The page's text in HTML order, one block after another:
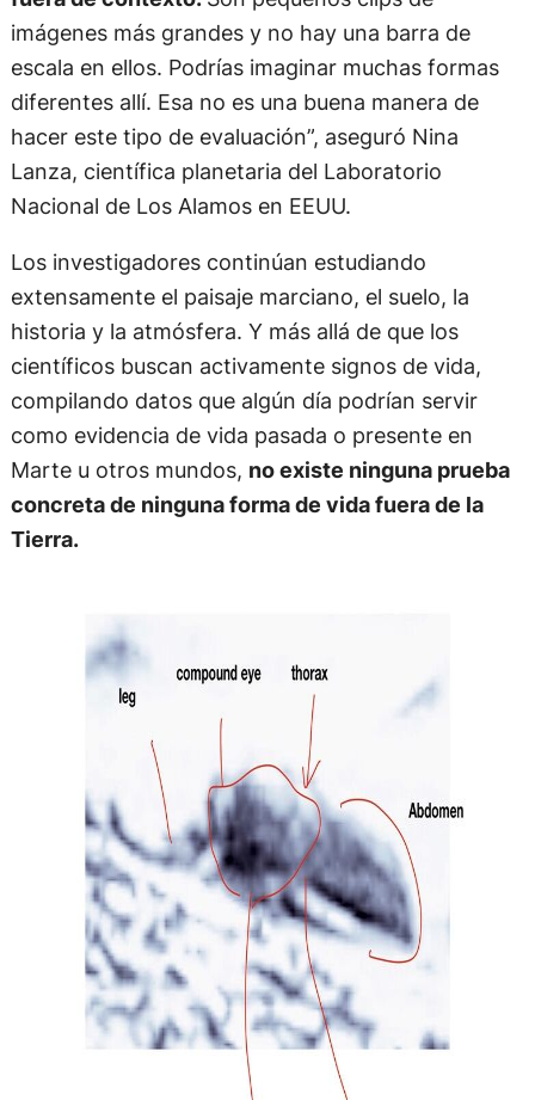
imágenes más grandes y no hay una barra de
escala en ellos. Podrías imaginar muchas formas
diferentes allí. Esa no es una buena manera de
hacer este tipo de evaluación”, aseguró Nina
Lanza, científica planetaria del Laboratorio
Nacional de Los Alamos en EEUU.
Los investigadores continúan estudiando
extensamente el paisaje marciano, el suelo, la
historia y la atmósfera. Y más allá de que los
científicos buscan activamente signos de vida,
compilando datos que algún día podrían servir
como evidencia de vida pasada o presente en
Marte u otros mundos, no existe ninguna prueba
concreta de ninguna forma de vida fuera de la
Tierra.